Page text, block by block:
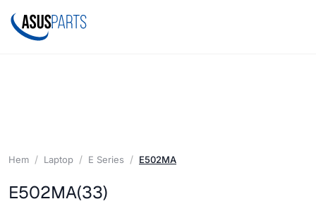
Hem Laptop E Series E502MA
E502MA(33)